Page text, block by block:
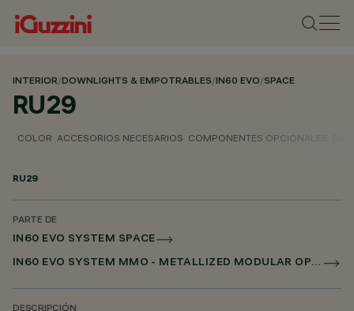
INTERIOR/DOWNLIGHTS & EMPOTRABLES/IN60 EVO/SPACE
RU29
COLOR ACCESORIOS NECESARIOS COMPONENTES OPCIONALES
RU29
PARTE DE
IN60 EVO SYSTEM SPACE
IN60 EVO SYSTEM MMO - METALLIZED MODULAR OPTIC